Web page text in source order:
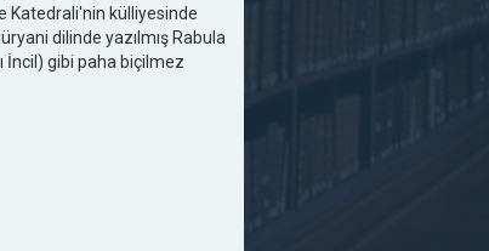
Katedrali'nin külliyesinde
dilinde yazılmış Rabula
İncil) gibi paha biçilmez